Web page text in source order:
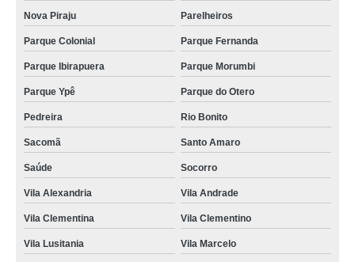
Nova Piraju Parelheiros
Parque Colonial Parque Fernanda
Parque Ibirapuera Parque Morumbi
Parque Ypê Parque do Otero
Pedreira Rio Bonito
Sacomã Santo Amaro
Saúde Socorro
Vila Alexandria Vila Andrade
Vila Clementina Vila Clementino
Vila Lusitania Vila Marcelo